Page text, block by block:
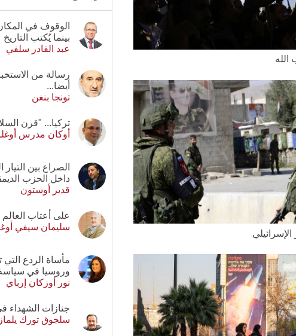
الوقوف في
بينما يُكتب التاريخ
عبد القادر سلفي
أيضا...
تونجا بنغن
تركيا... "قرن
أوكان مدرس
الصراع بين
داخل الحزب
قدير أوستون
على أعتاب
سليمان سيفي
مأساة الردع التي
وروسيا في
نور أوزكان إرباي
جنازات الشهداء
سلجوق تورك يلماز